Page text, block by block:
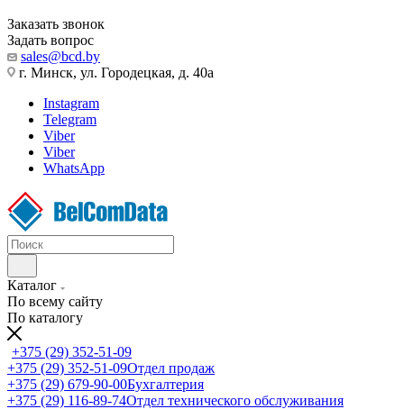
Заказать звонок
Задать вопрос
sales@bcd.by
г. Минск, ул. Городецкая, д. 40а
Instagram
Telegram
Viber
Viber
WhatsApp
Каталог
По всему сайту
По каталогу
+375 (29) 352-51-09
+375 (29) 352-51-09Отдел продаж
+375 (29) 679-90-00Бухгалтерия
+375 (29) 116-89-74Отдел технического обслуживания